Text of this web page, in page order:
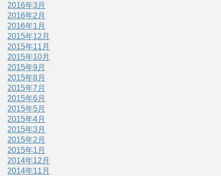
2016年3月
2016年2月
2016年1月
2015年12月
2015年11月
2015年10月
2015年9月
2015年8月
2015年7月
2015年6月
2015年5月
2015年4月
2015年3月
2015年2月
2015年1月
2014年12月
2014年11月